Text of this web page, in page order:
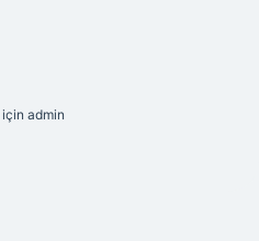
için admin